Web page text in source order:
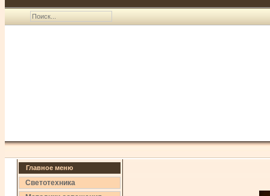
Главное меню
Светотехника